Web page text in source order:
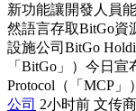
新功能讓開發人員
然語言存取BitGo資
設施公司BitGo
「BitGo」）今日宣
Protocol（「MCP」
公司 2小时前 文传